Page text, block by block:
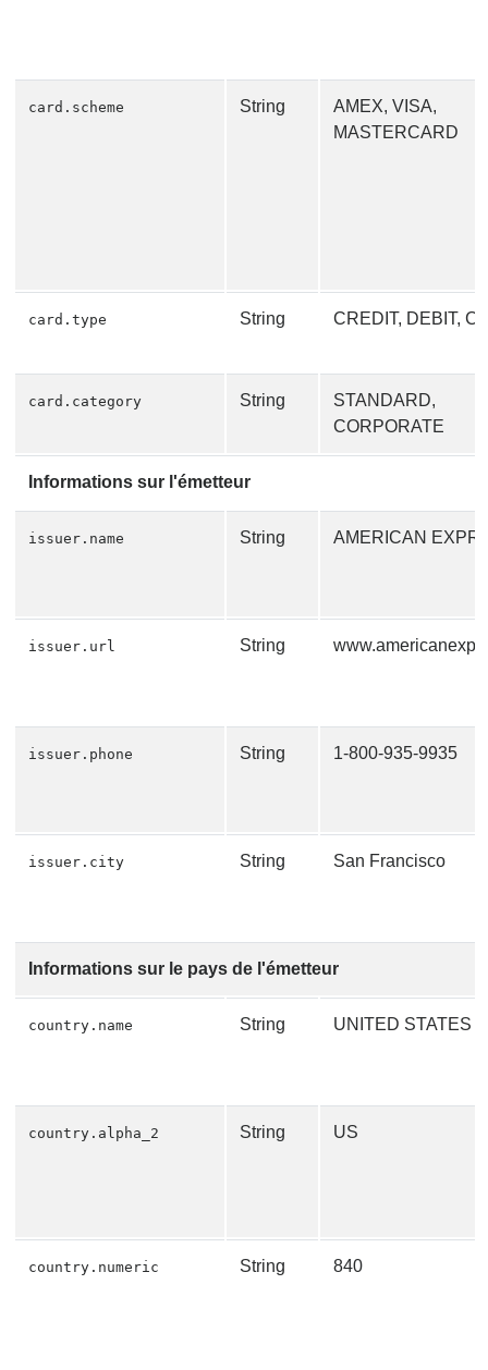
card.scheme String
AMEX, VISA,
MASTERCARD
card.type String CREDIT, DEBIT,
card.category String
STANDARD,
CORPORATE
Informations sur l'émetteur
issuer.name String AMERICAN
issuer.url String
issuer.phone String 1-800-935-9935
issuer.city String San Francisco
Informations sur le pays de l'émetteur
country.name String UNITED STATES
country.alpha_2 String US
country.numeric String 840